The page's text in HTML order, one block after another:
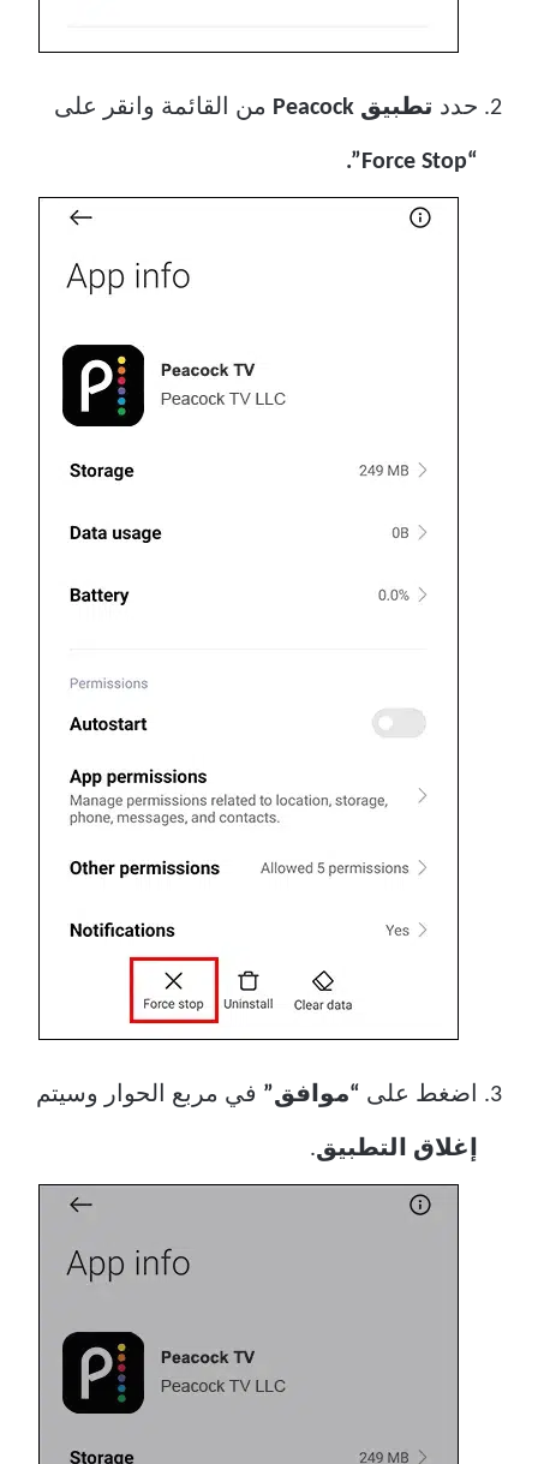
حدد تطبيق Peacock من القائمة وانقر على
“Force Stop”.
اضغط على “موافق” في مربع الحوار وسيتم
إغلاق التطبيق.